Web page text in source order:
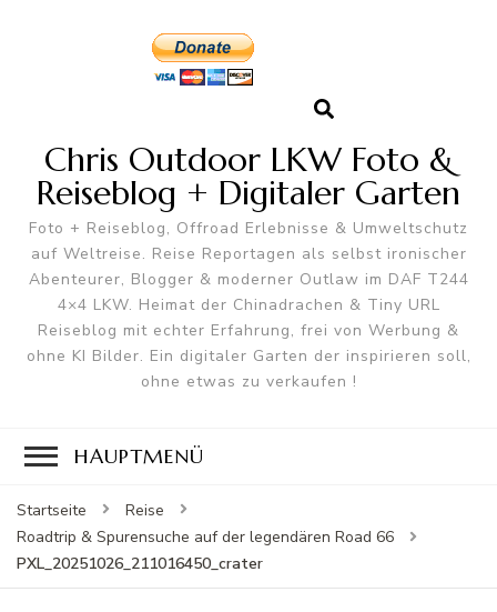
Chris Outdoor LKW Foto &
Reiseblog + Digitaler Garten
Foto + Reiseblog, Offroad Erlebnisse & Umweltschutz
auf Weltreise. Reise Reportagen als selbst ironischer
Abenteurer, Blogger & moderner Outlaw im DAF T244
4×4 LKW. Heimat der Chinadrachen & Tiny URL
Reiseblog mit echter Erfahrung, frei von Werbung &
ohne KI Bilder. Ein digitaler Garten der inspirieren soll,
ohne etwas zu verkaufen !
HAUPTMENÜ
Startseite
Reise
Roadtrip & Spurensuche auf der legendären Road 66
PXL_20251026_211016450_crater